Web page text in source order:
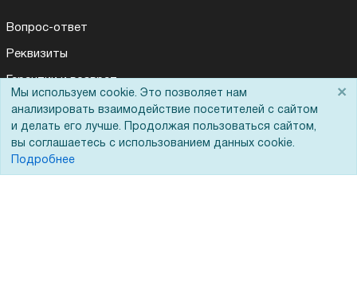
Вопрос-ответ
Реквизиты
Гарантии и возврат
Сервисный центр
Вакансии
Обратная связь
Мы используем cookie. Это позволяет нам
анализировать взаимодействие посетителей с сайтом
и делать его лучше. Продолжая пользоваться сайтом,
вы соглашаетесь с использованием данных cookie.
Подробнее
×